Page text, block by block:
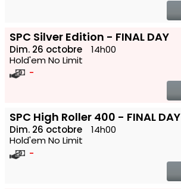
Dim. 26 octobre 14h00
SPC Silver Edition - FINAL DAY
Hold'em No Limit
-
Dim. 26 octobre 14h00
SPC High Roller 400 - FINAL DAY
Hold'em No Limit
-